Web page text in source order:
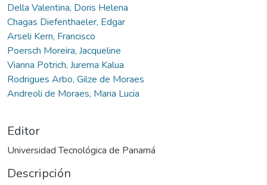
Della Valentina, Doris Helena
Chagas Diefenthaeler, Edgar
Arseli Kern, Francisco
Poersch Moreira, Jacqueline
Vianna Potrich, Jurema Kalua
Rodrigues Arbo, Gilze de Moraes
Andreoli de Moraes, Maria Lucia
Editor
Universidad Tecnológica de Panamá
Descripción